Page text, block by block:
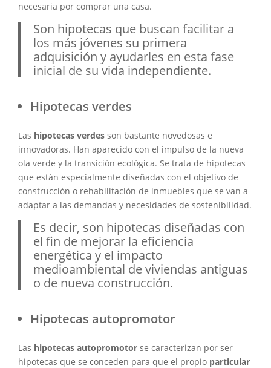
necesaria por comprar una casa.
Son hipotecas que buscan facilitar a
los más jóvenes su primera
adquisición y ayudarles en esta fase
inicial de su vida independiente.
Hipotecas verdes
Las hipotecas verdes son bastante novedosas e
innovadoras. Han aparecido con el impulso de la nueva
ola verde y la transición ecológica. Se trata de hipotecas
que están especialmente diseñadas con el objetivo de
construcción o rehabilitación de inmuebles que se van a
adaptar a las demandas y necesidades de sostenibilidad.
Es decir, son hipotecas diseñadas con
el fin de mejorar la eficiencia
energética y el impacto
medioambiental de viviendas antiguas
o de nueva construcción.
Hipotecas autopromotor
Las hipotecas autopromotor se caracterizan por ser
hipotecas que se conceden para que el propio particular